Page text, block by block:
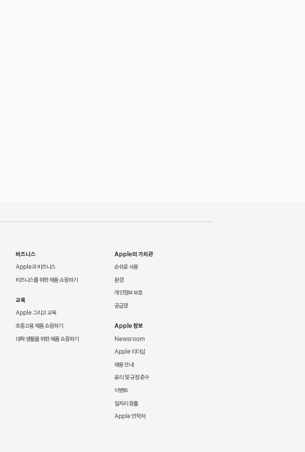
비즈니스
Apple과 비즈니스
비즈니스를 위한 제품 쇼핑하기
교육
Apple 그리고 교육
초중고용 제품 쇼핑하기
대학 생활을 위한 제품 쇼핑하기
Apple의 가치관
손쉬운 사용
환경
개인정보 보호
공급망
Apple 정보
Newsroom
Apple 리더십
채용 안내
윤리 및 규정 준수
이벤트
일자리 창출
Apple 연락처